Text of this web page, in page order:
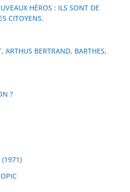
HÉROS : ILS SONT DE
CITOYENS.
ARTHUS BERTRAND, BARTHES,
?
(1971)